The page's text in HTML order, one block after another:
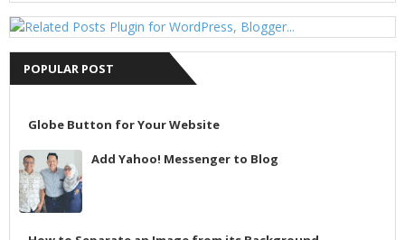
POPULAR POST
Globe Button for Your Website
Add Yahoo! Messenger to Blog